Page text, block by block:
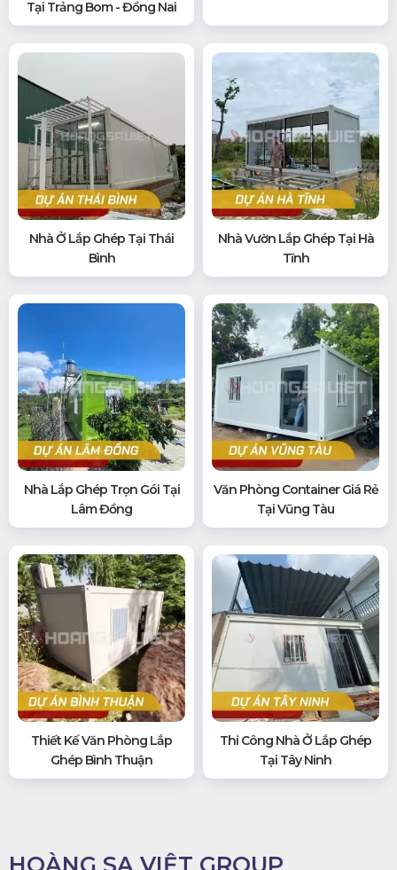
Tại Trảng Bom - Đồng Nai
Nhà Ở Lắp Ghép Tại Thái
Bình
Nhà Vườn Lắp Ghép Tại Hà
Tĩnh
Nhà Lắp Ghép Trọn Gói Tại
Lâm Đồng
Văn Phòng Container Giá Rẻ
Tại Vũng Tàu
Thiết Kế Văn Phòng Lắp
Ghép Bình Thuận
Thi Công Nhà Ở Lắp Ghép
Tại Tây Ninh
HOÀNG SA VIỆT GROUP